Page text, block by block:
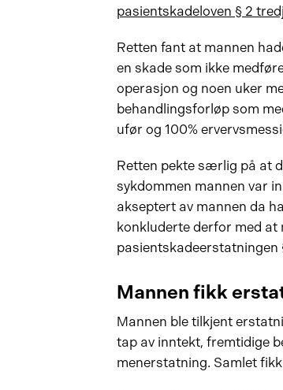
pasientskadeloven § 2
Retten fant at mannen
en skade som ikke
operasjon og noen uker
behandlingsforløp som
ufør og 100%
Retten pekte særlig på at
sykdommen mannen var
akseptert av mannen da
konkluderte derfor med at
pasientskadeerstatningen
Mannen fikk
Mannen ble tilkjent
tap av inntekt, fremtidige
menerstatning. Samlet